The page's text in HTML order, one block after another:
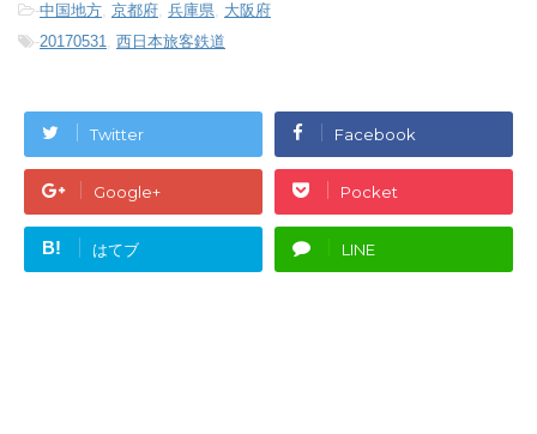
-中国地方, 京都府, 兵庫県, 大阪府
-20170531, 西日本旅客鉄道
Twitter Facebook
Google+ Pocket
B! はてブ LINE